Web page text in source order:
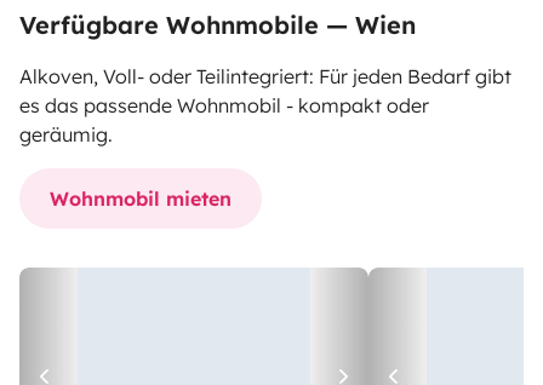
Verfügbare Wohnmobile — Wien
Alkoven, Voll- oder Teilintegriert: Für jeden Bedarf gibt
es das passende Wohnmobil - kompakt oder
geräumig.
Wohnmobil mieten